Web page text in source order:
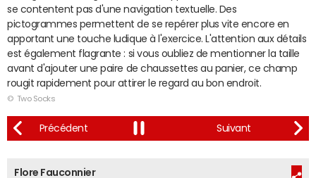
se contentent pas d'une navigation textuelle. Des
pictogrammes permettent de se repérer plus vite encore en
apportant une touche ludique à l'exercice. L'attention aux détails
est également flagrante : si vous oubliez de mentionner la taille
avant d'ajouter une paire de chaussettes au panier, ce champ
rougit rapidement pour attirer le regard au bon endroit.
© Two Socks
Flore Fauconnier